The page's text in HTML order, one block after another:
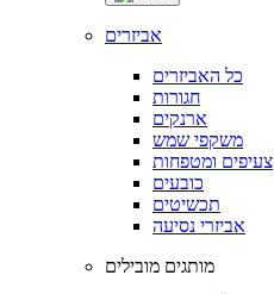
אביזרים
כל האביזרים
חגורות
ארנקים
משקפי שמש
צעיפים ומטפחות
כובעים
תכשיטים
אביזרי נסיעה
מותגים מובילים